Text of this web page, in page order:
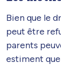
Bien que le
peut être
parents
estiment